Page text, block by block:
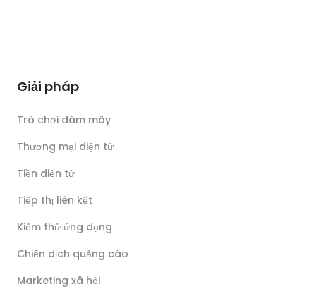
Giải pháp
Trò chơi đám mây
Thương mại điện tử
Tiền điện tử
Tiếp thị liên kết
Kiểm thử ứng dụng
Chiến dịch quảng cáo
Marketing xã hội